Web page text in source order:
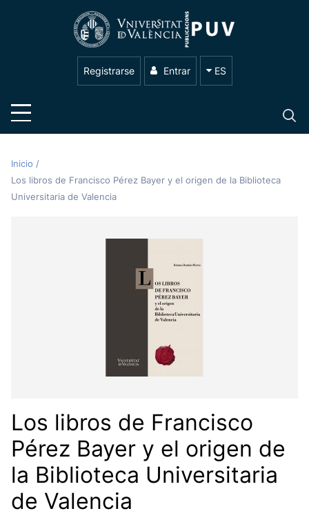
Registrarse Entrar ES
Inicio /
Los libros de Francisco Pérez Bayer y el origen de la Biblioteca
Universitaria de Valencia
Los libros de Francisco
Pérez Bayer y el origen de
la Biblioteca Universitaria
de Valencia